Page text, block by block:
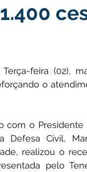
Campanhas
Limpeza
feira (02),
o
o Presidente
Defesa Civil,
realizou o
pelo